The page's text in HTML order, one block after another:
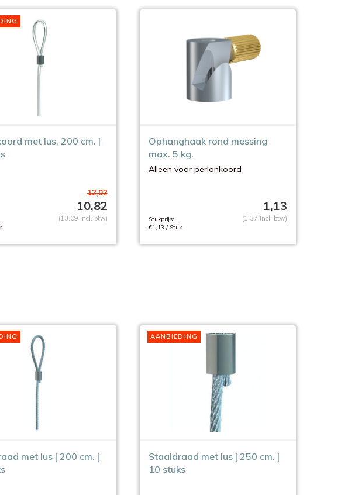
met lus, 200 cm. |
12,02
10,82
(13,09 Incl. btw)
Ophanghaak rond messing
max. 5 kg.
Alleen voor perlonkoord
1,13
Stukprijs:
€1,13 / Stuk
(1,37 Incl. btw)
met lus | 200 cm. |
AANBIEDING
Staaldraad met lus | 250 cm. |
10 stuks